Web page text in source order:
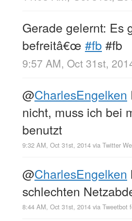
Gerade gelernt: Es
befreitâ€œ #fb #fb
9:57 AM, Oct 31st,
@CharlesEngelken
nicht, muss ich bei
benutzt
9:32 AM, Oct 31st, 2014 via Twitter
@CharlesEngelken
schlechten
8:44 AM, Oct 31st, 2014 via Tweetbot